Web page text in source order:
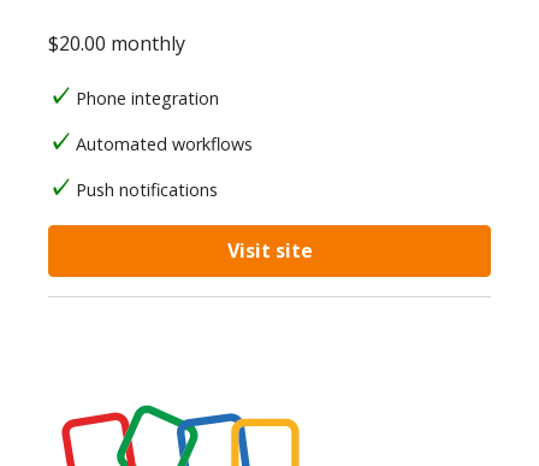
$20.00 monthly
Phone integration
Automated workflows
Push notifications
Visit site